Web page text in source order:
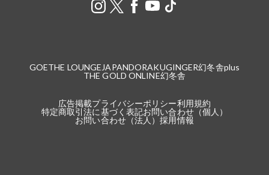
GOETHE LOUNGEJAPANDORAKUGINGER幻冬舎plus
THE GOLD ONLINE幻冬舎
広告掲載プライバシーポリシー利用規約
特定商取引法に基づく表記お問い合わせ（個人）
お問い合わせ（法人）採用情報